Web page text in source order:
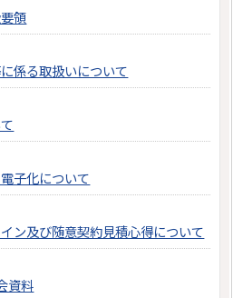
領
係る取扱いについて
子化について
ン及び随意契約見積心得について
資料